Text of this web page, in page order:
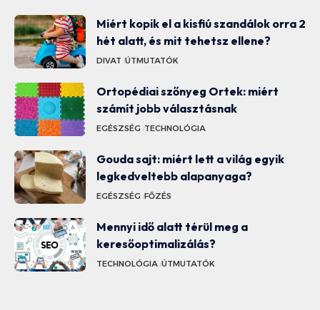
Miért kopik el a kisfiú szandálok orra 2
hét alatt, és mit tehetsz ellene?
DIVAT ÚTMUTATÓK
Ortopédiai szőnyeg Ortek: miért
számít jobb választásnak
EGÉSZSÉG TECHNOLÓGIA
Gouda sajt: miért lett a világ egyik
legkedveltebb alapanyaga?
EGÉSZSÉG FŐZÉS
Mennyi idő alatt térül meg a
keresőoptimalizálás?
TECHNOLÓGIA ÚTMUTATÓK